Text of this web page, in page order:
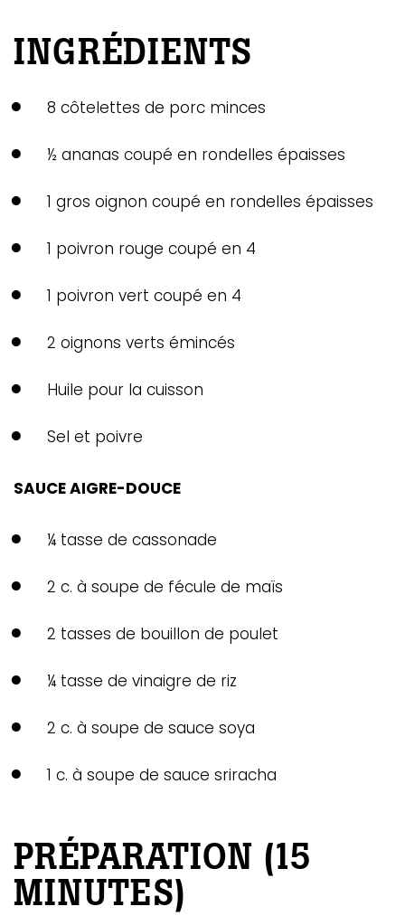
INGRÉDIENTS
8 côtelettes de porc minces
½ ananas coupé en rondelles épaisses
1 gros oignon coupé en rondelles épaisses
1 poivron rouge coupé en 4
1 poivron vert coupé en 4
2 oignons verts émincés
Huile pour la cuisson
Sel et poivre
SAUCE AIGRE-DOUCE
¼ tasse de cassonade
2 c. à soupe de fécule de maïs
2 tasses de bouillon de poulet
¼ tasse de vinaigre de riz
2 c. à soupe de sauce soya
1 c. à soupe de sauce sriracha
PRÉPARATION (15
MINUTES)